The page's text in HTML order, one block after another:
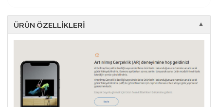
ÜRÜN ÖZELLIKLERI ▼